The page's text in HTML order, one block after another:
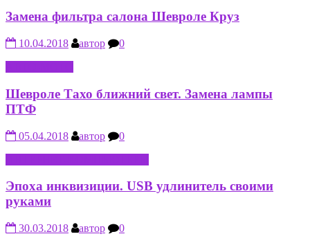
Замена фильтра салона Шевроле Круз
10.04.2018 автор
0
Шевроле Тахо ближний свет. Замена лампы
ПТФ
05.04.2018 автор
0
Эпоха инквизиции. USB удлинитель своими
руками
30.03.2018 автор
0